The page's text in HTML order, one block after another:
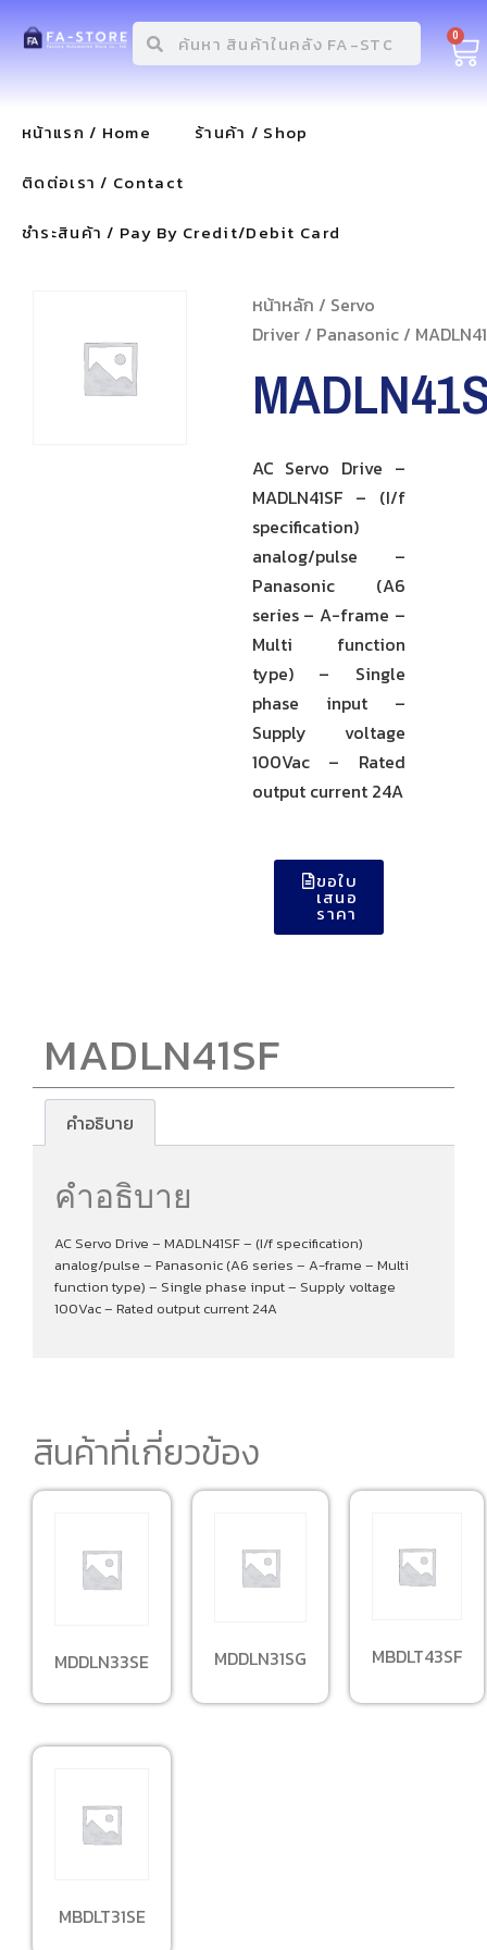
0
หน้าแรก / Home
ร้านค้า / Shop
ติดต่อเรา / Contact
ชำระสินค้า / Pay By Credit/Debit Card
หน้าหลัก / Servo
Driver/ Panasonic/
AC Servo Drive –
MADLN41SF – (I/f
specification)
analog/pulse –
Panasonic (A6
series – A-frame –
Multi function
type) – Single
phase input –
Supply voltage
100Vac – Rated
output current 24A
ขอใบ
เสนอ
ราคา
MADLN41SF
คำอธิบาย
คำอธิบาย
AC Servo Drive – MADLN41SF – (I/f specification)
analog/pulse – Panasonic (A6 series – A-frame – Multi
function type) – Single phase input – Supply voltage
100Vac – Rated output current 24A
สินค้าที่เกี่ยวข้อง
MDDLN33SE MDDLN31SG MBDLT43SF
MBDLT31SE